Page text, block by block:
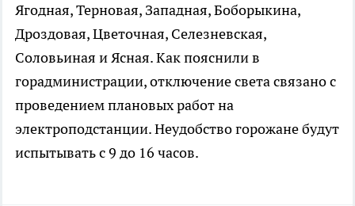
Ягодная, Терновая, Западная, Боборыкина,
Дроздовая, Цветочная, Селезневская,
Соловьиная и Ясная. Как пояснили в
горадминистрации, отключение света связано с
проведением плановых работ на
электроподстанции. Неудобство горожане будут
испытывать с 9 до 16 часов.